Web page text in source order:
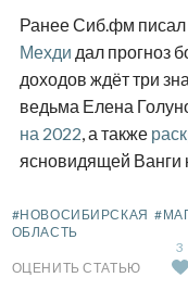
Ранее Сиб.фм писал
Мехди дал прогноз
доходов ждёт три
ведьма Елена
на 2022, а также
ясновидящей Ванги
#НОВОСИБИРСКАЯ
ОБЛАСТЬ
ОЦЕНИТЬ СТАТЬЮ
3